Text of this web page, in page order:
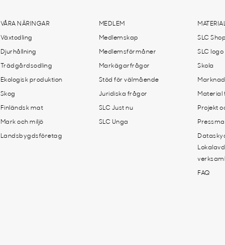
VÅRA NÄRINGAR
Växtodling
Djurhållning
Trädgårdsodling
Ekologisk produktion
Skog
Finländsk mat
Mark och miljö
Landsbygdsföretag
MEDLEM
Medlemskap
Medlemsförmåner
Markägarfrågor
Stöd för välmående
Juridiska frågor
SLC Just nu
SLC Unga
SLC Shop
SLC logo
Skola
Marknad
Material
Projekt
FAQ